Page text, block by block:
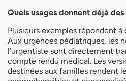
Quels usages donnent déjà
Plusieurs exemples répondent
Aux urgences pédiatriques, les
l’urgentiste sont directement
compte rendu médical. Les
destinées aux familles rendent